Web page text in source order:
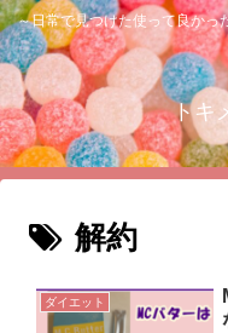
～日常で見つけた使って良かっ
トキ
解約
ダイエット